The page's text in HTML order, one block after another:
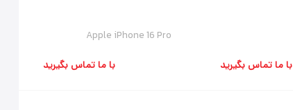
Apple iPhone 16 Pro
با ما تماس بگیرید با ما تماس بگیرید